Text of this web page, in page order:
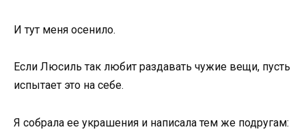
И тут меня осенило.
Если Люсиль так любит раздавать чужие вещи, пусть
испытает это на себе.
Я собрала ее украшения и написала тем же подругам: